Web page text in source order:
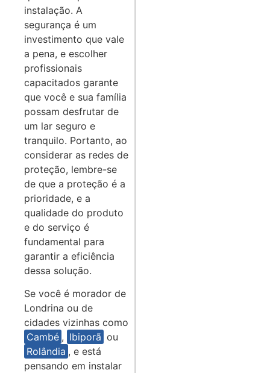
instalação. A
segurança é um
investimento que vale
a pena, e escolher
profissionais
capacitados garante
que você e sua família
possam desfrutar de
um lar seguro e
tranquilo. Portanto, ao
considerar as redes de
proteção, lembre-se
de que a proteção é a
prioridade, e a
qualidade do produto
e do serviço é
fundamental para
garantir a eficiência
dessa solução.
Se você é morador de
Londrina ou de
cidades vizinhas como
Cambé , Ibiporã ou
Rolândia , e está
pensando em instalar